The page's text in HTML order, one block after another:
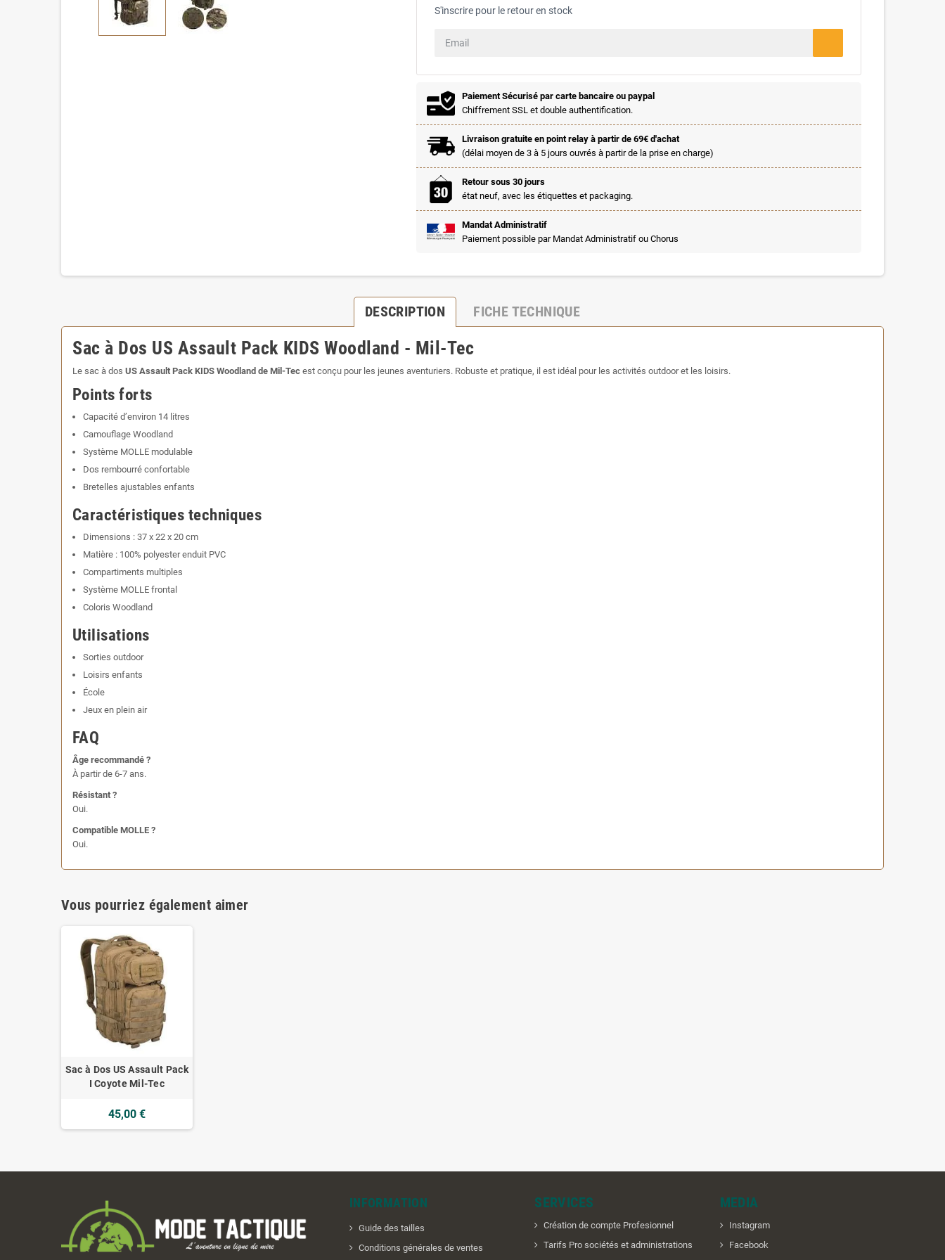
S'inscrire pour le retour en stock
Paiement Sécurisé par carte bancaire ou paypal
Chiffrement SSL et double authentification.
Livraison gratuite en point relay à partir de 69€ d'achat
(délai moyen de 3 à 5 jours ouvrés à partir de la prise en charge)
Retour sous 30 jours
état neuf, avec les étiquettes et packaging.
Mandat Administratif
Paiement possible par Mandat Administratif ou Chorus
DESCRIPTION FICHE TECHNIQUE
Sac à Dos US Assault Pack KIDS Woodland - Mil-Tec
Le sac à dos US Assault Pack KIDS Woodland de Mil-Tec est conçu pour les jeunes aventuriers. Robuste et pratique, il est idéal pour les activités outdoor et les loisirs.
Points forts
Capacité d’environ 14 litres
Camouflage Woodland
Système MOLLE modulable
Dos rembourré confortable
Bretelles ajustables enfants
Caractéristiques techniques
Dimensions : 37 x 22 x 20 cm
Matière : 100% polyester enduit PVC
Compartiments multiples
Système MOLLE frontal
Coloris Woodland
Utilisations
Sorties outdoor
Loisirs enfants
École
Jeux en plein air
FAQ
Âge recommandé ?
À partir de 6-7 ans.
Résistant ?
Oui.
Compatible MOLLE ?
Oui.
Vous pourriez également aimer
Sac à Dos US Assault Pack
I Coyote Mil-Tec
45,00 €
INFORMATION
Guide des tailles
Conditions générales de ventes
SERVICES
Création de compte Profesionnel
Tarifs Pro sociétés et administrations
MEDIA
Instagram
Facebook